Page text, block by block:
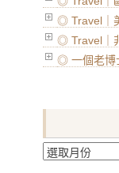
◎ Travel｜
◎ Travel｜
◎ 一個老博
每